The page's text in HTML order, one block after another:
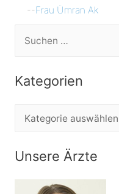
--Frau Ümran Ak
Kategorien
tUnsere Ärzte